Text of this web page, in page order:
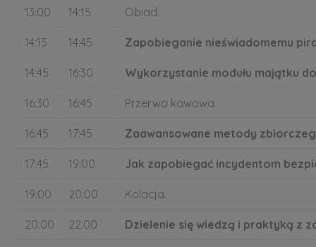
13:00 14:15 Obiad.
14:15 14:45 Zapobieganie nieświadomemu
14:45 16:30 Wykorzystanie modułu majątku
16:30 16:45 Przerwa kawowa.
16:45 17:45 Zaawansowane metody
17:45 19:00 Jak zapobiegać incydentom
19:00 20:00 Kolacja.
20:00 22:00 Dzielenie się wiedzą i praktyką z